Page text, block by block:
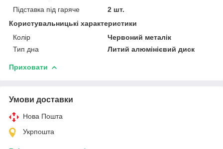
Підставка під гаряче
2 шт.
Користувальницькі характеристики
Колір
Червоний металік
Тип дна
Литий алюмінієвий диск
Приховати
Умови доставки
Нова Пошта
Укрпошта